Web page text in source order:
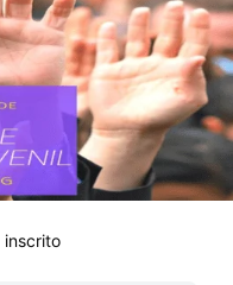
inscrito